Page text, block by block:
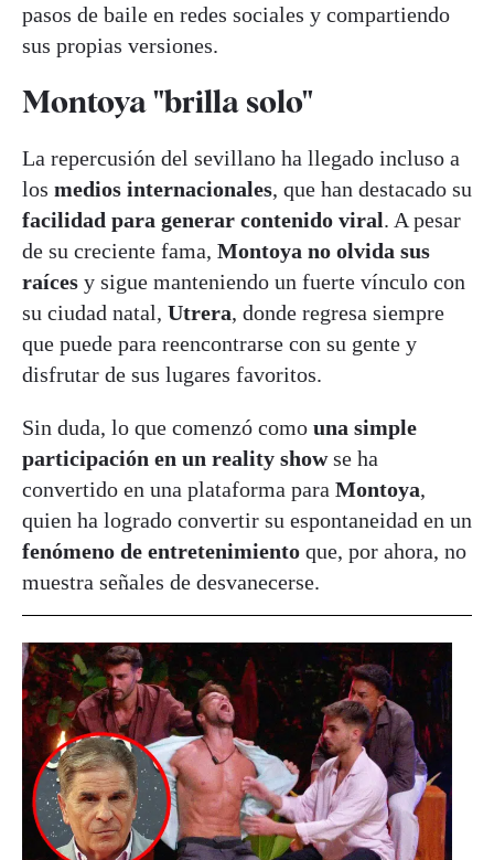
pasos de baile en redes sociales y compartiendo
sus propias versiones.
Montoya "brilla solo"
La repercusión del sevillano ha llegado incluso a
los medios internacionales, que han destacado su
facilidad para generar contenido viral. A pesar
de su creciente fama, Montoya no olvida sus
raíces y sigue manteniendo un fuerte vínculo con
su ciudad natal, Utrera, donde regresa siempre
que puede para reencontrarse con su gente y
disfrutar de sus lugares favoritos.
Sin duda, lo que comenzó como una simple
participación en un reality showse ha
convertido en una plataforma para Montoya,
quien ha logrado convertir su espontaneidad en un
fenómeno de entretenimiento que, por ahora, no
muestra señales de desvanecerse.